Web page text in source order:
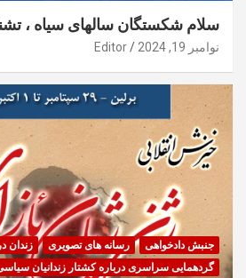
سلام شکستگان سالهای سیاه ،
نوامبر 19, 2024 Editor
جنبش دادخواهی رسانه های تصویری زندان
گردهمایی سراسری درباره کشتار زندانیان